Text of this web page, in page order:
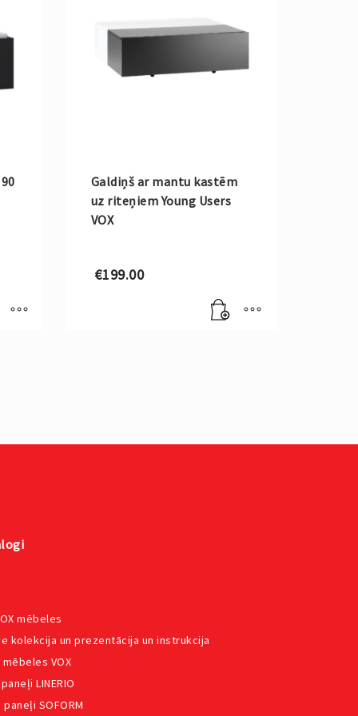
Galdiņš ar mantu kastēm
uz riteņiem Young Users
VOX
€199.00
mēbeles
kolekcija un prezentācija un instrukcija
VOX
LINERIO
SOFORM